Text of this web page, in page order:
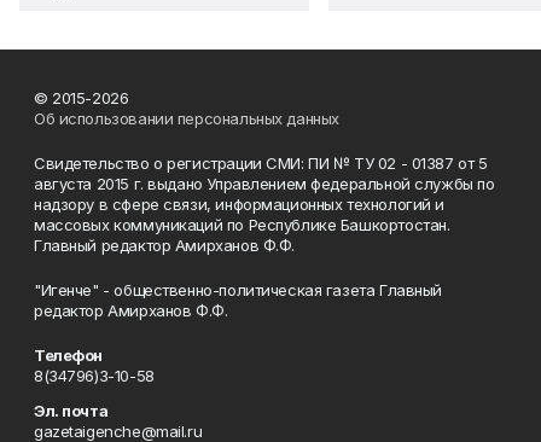
© 2015-2026
Об использовании персональных данных
Свидетельство о регистрации СМИ: ПИ № ТУ 02 - 01387 от 5
августа 2015 г. выдано Управлением федеральной службы по
надзору в сфере связи, информационных технологий и
массовых коммуникаций по Республике Башкортостан.
Главный редактор Амирханов Ф.Ф.
"Игенче" - общественно-политическая газета Главный
редактор Амирханов Ф.Ф.
Телефон
8(34796)3-10-58
Эл. почта
gazetaigenche@mail.ru